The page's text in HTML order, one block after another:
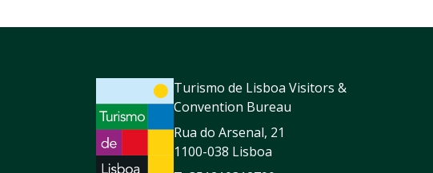
Turismo de Lisboa Visitors &
Convention Bureau
Rua do Arsenal, 21
1100-038 Lisboa